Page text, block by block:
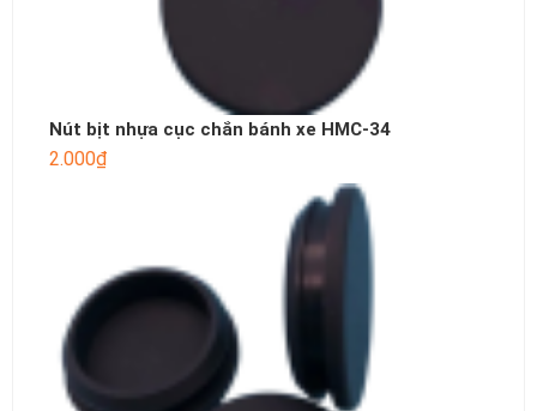
Nút bịt nhựa cục chắn bánh xe HMC-34
2.000₫